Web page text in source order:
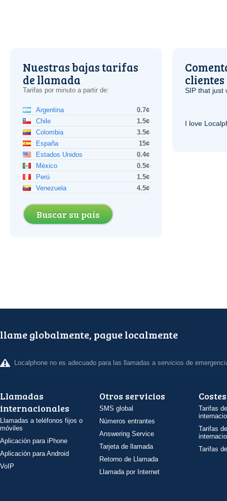
Nuestras bajas tarifas
de llamada
Tarifas por minuto a partir de:
Argentina
0.7¢
Chile
1.5¢
Colombia
3.5¢
España
15¢
Estados Unidos
0.4¢
México
0.5¢
Perú
1.5¢
Venezuela
4.5¢
Buscar su país
clientes
SIP that just
I love
llame globalmente, pague localmente
Localphone no es adecuado para las llamadas a servicios de
Llamadas
internacionales
Llamadas a teléfonos fijos o
móviles
Aplicación para iPhone
Aplicación para Android
VoIP
Otros servicios
SMS global
Números entrantes
Answering Service
Tarjeta de llamada
Retorno de Llamada
Llamada por Internet
Costes
Tarifas
Tarifas
Tarifas